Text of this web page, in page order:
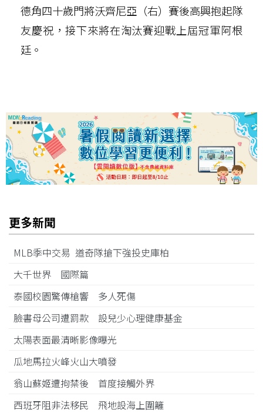
德角四十歲門將沃齊尼亞（右）賽後高興抱起隊
友慶祝，接下來將在淘汰賽迎戰上屆冠軍阿根
廷。
更多新聞
MLB季中交易 道奇隊搶下強投史庫柏
大千世界 國際篇
泰國校園驚傳槍響 多人死傷
臉書母公司遭罰款 設兒少心理健康基金
太陽表面最清晰影像曝光
瓜地馬拉火峰火山大噴發
翁山蘇姬遭拘禁後 首度接觸外界
西班牙阻非法移民 飛地設海上圍籬